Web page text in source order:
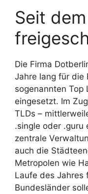
Seit
Die Firma
Jahre lang für die
sogenannten Top
eingesetzt. Im
TLDs –
.single oder .guru
zentrale
auch die
Metropolen wie
Laufe des Jahres
Bundesländer